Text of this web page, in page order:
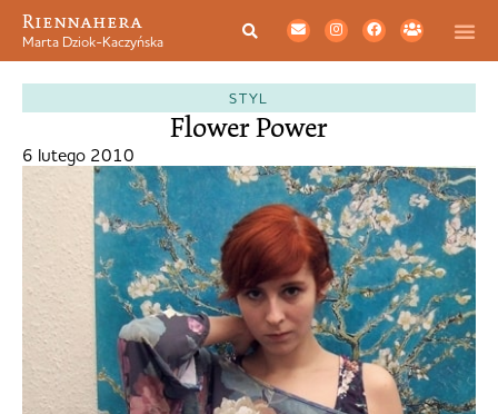
Riennahera
Marta Dziok-Kaczyńska
STYL
Flower Power
6 lutego 2010